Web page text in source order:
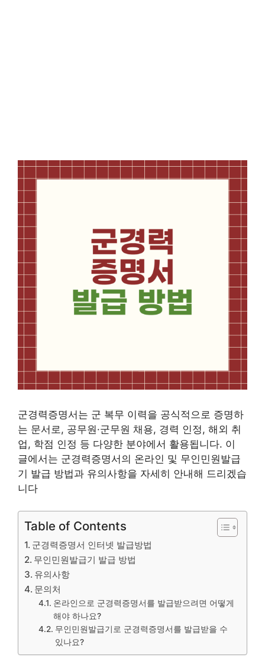
​군경력증명서는 군 복무 이력을 공식적으로 증명하
는 문서로, 공무원·군무원 채용, 경력 인정, 해외 취
업, 학점 인정 등 다양한 분야에서 활용됩니다. 이
글에서는 군경력증명서의 온라인 및 무인민원발급
기 발급 방법과 유의사항을 자세히 안내해 드리겠습
니다
Table of Contents
군경력증명서 인터넷 발급방법
무인민원발급기 발급 방법
유의사항
문의처
온라인으로 군경력증명서를 발급받으려면 어떻게
해야 하나요?
무인민원발급기로 군경력증명서를 발급받을 수
있나요?